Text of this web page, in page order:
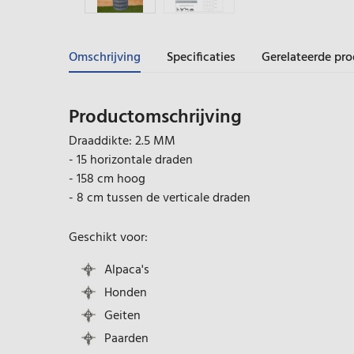
Omschrijving Specificaties Gerelateerde
Productomschrijving
Draaddikte: 2.5 MM
- 15 horizontale draden
- 158 cm hoog
- 8 cm tussen de verticale draden
Geschikt voor:
Alpaca's
Honden
Geiten
Paarden